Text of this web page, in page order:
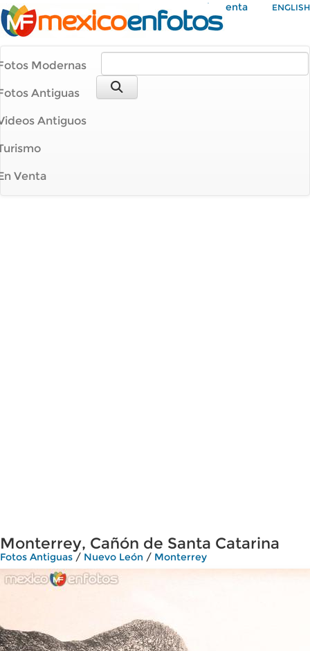
Mi Cuenta ENGLISH
Modernas
Antiguas
Antiguos
Venta
Monterrey, Cañón de Santa Catarina
Fotos Antiguas / Nuevo León / Monterrey